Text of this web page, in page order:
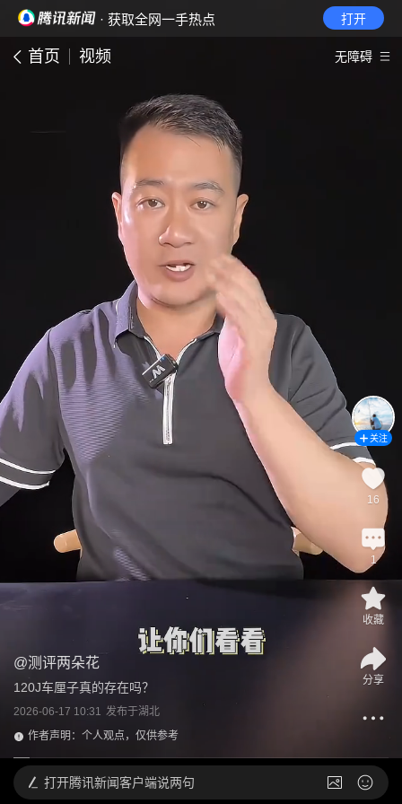
· 获取全网一手热点 打开
首页 视频 无障碍
@测评两朵花
120J车厘子真的存在吗？
2026-06-17 10:31 发布于湖北
作者声明：个人观点，仅供参考
关注
16
1
收藏
分享
打开腾讯新闻客户端说两句